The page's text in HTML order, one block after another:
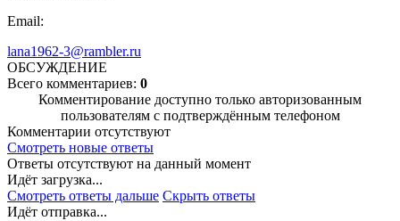
Email:
lana1962-3@rambler.ru
ОБСУЖДЕНИЕ
Всего комментариев: 0
Комментирование доступно только авторизованным
пользователям с подтверждённым телефоном
Комментарии отсутствуют
Смотреть новые ответы
Ответы отсутствуют на данный момент
Идёт загрузка...
Смотреть ответы дальше Скрыть ответы
Идёт отправка...